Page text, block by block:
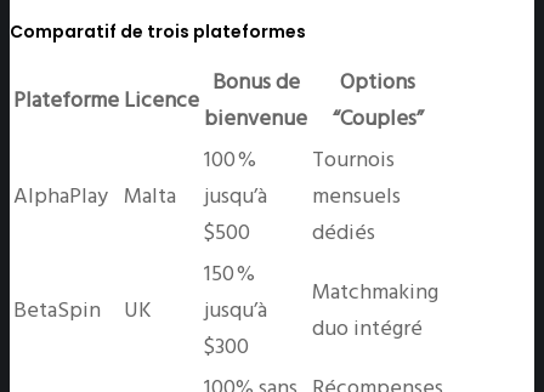
Comparatif de trois plateformes
PlateformeLicence
Bonus de
bienvenue
Options
“Couples”
AlphaPlay Malta
100 %
jusqu’à
$500
Tournois
mensuels
dédiés
BetaSpin UK
150 %
jusqu’à
$300
Matchmaking
duo intégré